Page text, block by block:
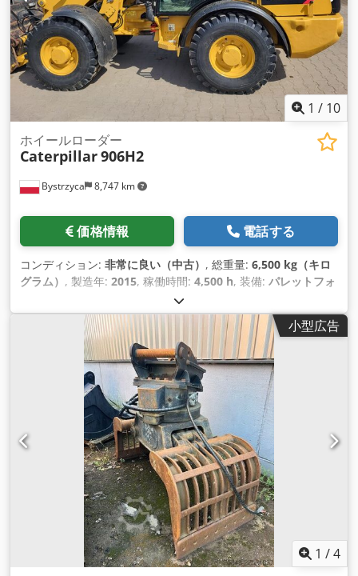
1 / 10
Bystrzyca 8,747 km
ホイールローダー
Caterpillar906H2
価格情報 電話する
コンディション: 非常に良い（中古） , 総重量: 6,500 kg（キロ
グラム） , 製造年: 2015, 稼働時間: 4,500 h, 装備: パレットフォ
小型広告
1 /4